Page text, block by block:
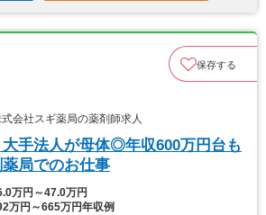
保存する
会社スギ薬局の薬剤師求人
大手法人が母体◎年収600万円台も
局でのお仕事
万円～47.0万円
万円～665万円年収例